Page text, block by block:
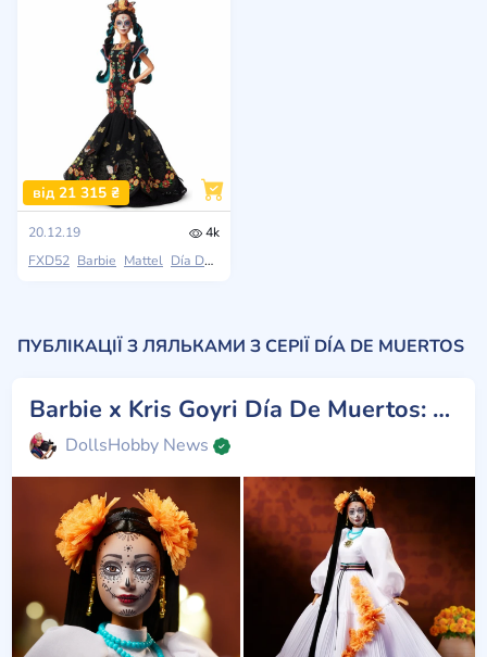
від 21 315 ₴
20.12.19
4k
FXD52 Barbie Mattel Día De Muertos
ПУБЛІКАЦІЇ З ЛЯЛЬКАМИ З СЕРІЇ DÍA DE MUERTOS
Barbie x Kris Goyri Día De Muertos: приголомшлива данина традиціям
DollsHobby News